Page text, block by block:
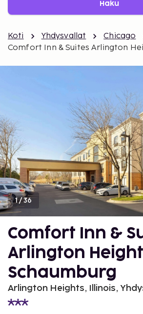
Haku
Koti Yhdysvallat
Chicago
Comfort Inn & Suites Arlington
1/36
Comfort Inn &
Arlington
Schaumburg
Arlington Heights, Illinois,